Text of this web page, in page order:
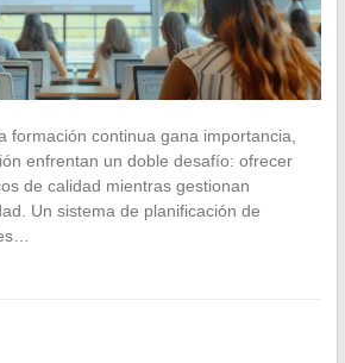
formación continua gana importancia,
enfrentan un doble desafío: ofrecer
de calidad mientras gestionan
Un sistema de planificación de